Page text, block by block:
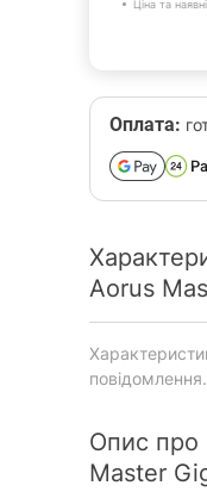
Ціна та
Оплата:
Aorus
повідомлення.
Опис про
Master